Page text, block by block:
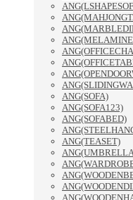
ANG(SOFA)
ANG(SOFA123)
ANG(SOFABED)
ANG(TEASET)